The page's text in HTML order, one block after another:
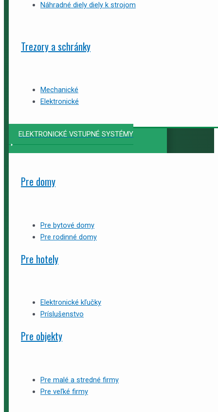
Náhradné diely diely k strojom
Trezory a schránky
Mechanické
Elektronické
ELEKTRONICKÉ VSTUPNÉ SYSTÉMY
Pre domy
Pre bytové domy
Pre rodinné domy
Pre hotely
Elektronické kľučky
Príslušenstvo
Pre objekty
Pre malé a stredné firmy
Pre veľké firmy